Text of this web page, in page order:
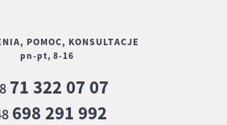
POMOC, KONSULTACJE
pn-pt, 8-16
71 322 07 07
698 291 992